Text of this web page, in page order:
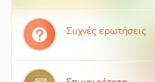
Συχνές ερωτήσεις